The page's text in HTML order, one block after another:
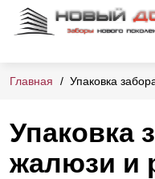
Главная Упаковка
Упаковка
жалюзи и